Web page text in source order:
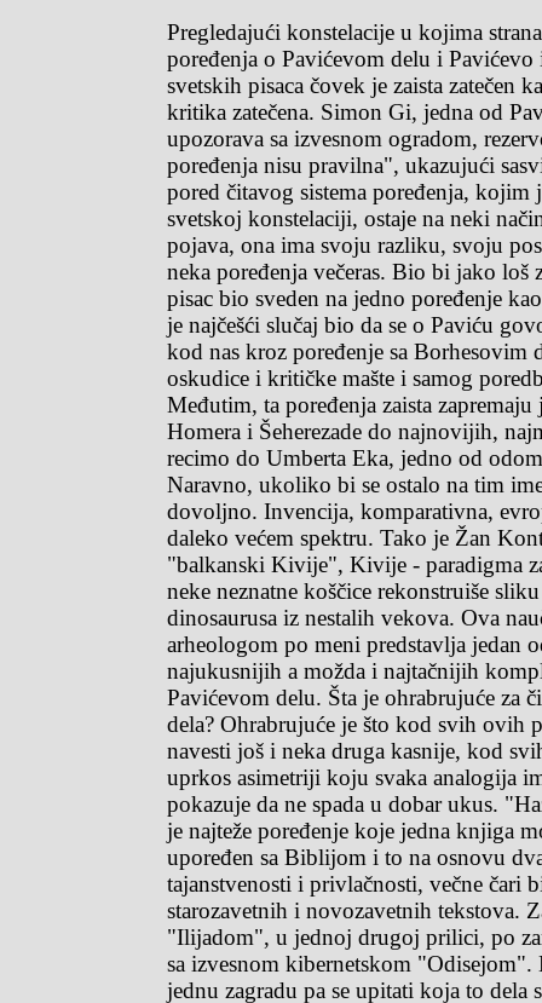
Pregledajući konstelacije u kojima
poređenja o Pavićevom delu i Pavićevo
svetskih pisaca čovek je zaista zatečen
kritika zatečena. Simon Gi, jedna od
upozorava sa izvesnom ogradom,
poređenja nisu pravilna", ukazujući
pored čitavog sistema poređenja, kojim
svetskoj konstelaciji, ostaje na neki
pojava, ona ima svoju razliku, svoju
neka poređenja večeras. Bio bi jako loš
pisac bio sveden na jedno poređenje
je najčešći slučaj bio da se o Paviću
kod nas kroz poređenje sa
oskudice i kritičke mašte i samog
Međutim, ta poređenja zaista zapremaju
Homera i Šeherezade do najnovijih,
recimo do Umberta Eka, jedno od
Naravno, ukoliko bi se ostalo na tim
dovoljno. Invencija, komparativna,
daleko većem spektru. Tako je Žan
"balkanski Kivije", Kivije - paradigma
neke neznatne koščice rekonstruiše
dinosaurusa iz nestalih vekova. Ova
arheologom po meni predstavlja jedan
najukusnijih a možda i najtačnijih
Pavićevom delu. Šta je ohrabrujuće za
dela? Ohrabrujuće je što kod svih ovih
navesti još i neka druga kasnije, kod
uprkos asimetriji koju svaka analogija
pokazuje da ne spada u dobar ukus.
je najteže poređenje koje jedna knjiga
upoređen sa Biblijom i to na osnovu
tajanstvenosti i privlačnosti, večne čari
starozavetnih i novozavetnih tekstova.
"Ilijadom", u jednoj drugoj prilici, po
sa izvesnom kibernetskom
jednu zagradu pa se upitati koja to dela